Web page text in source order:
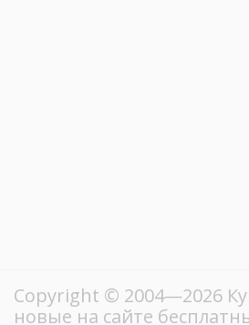
Copyright © 2004—2026
новые на сайте